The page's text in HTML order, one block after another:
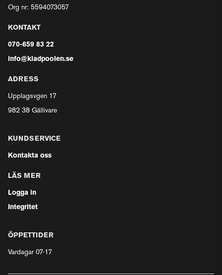
Org nr: 5594073057
KONTAKT
070-659 83 22
info@kladpoolen.se
ADRESS
Upplagsvgen 17
982 38 Gällivare
KUNDSERVICE
Kontakta oss
LÄS MER
Logga in
Integritet
ÖPPETTIDER
Vardagar 07-17